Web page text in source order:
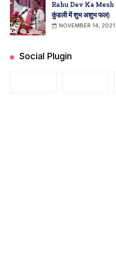
Rahu Dev Ka Mesh
कुंडली में शुभ अशुभ फल)
NOVEMBER 14, 2021
Social Plugin